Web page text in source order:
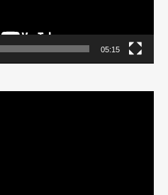
05:15